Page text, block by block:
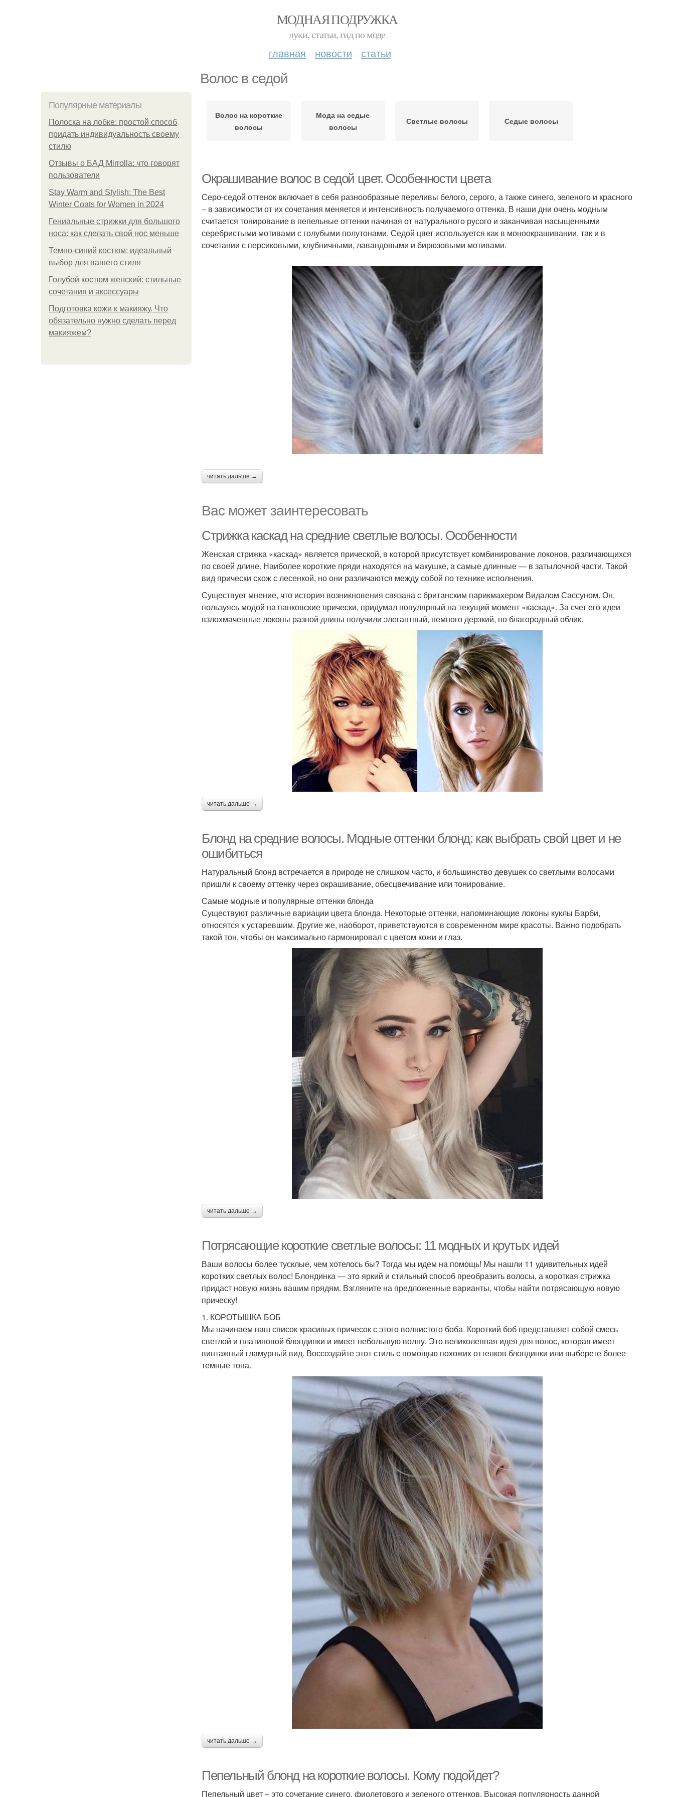
МОДНАЯ ПОДРУЖКА
луки, статьи, гид по моде
главная новости статьи
Волос в седой
Популярные материалы
Полоска на лобке: простой способ
придать индивидуальность своему
стилю
Отзывы о БАД Mirrolla: что говорят
пользователи
Stay Warm and Stylish: The Best
Winter Coats for Women in 2024
Гениальные стрижки для большого
носа: как сделать свой нос меньше
Темно-синий костюм: идеальный
выбор для вашего стиля
Голубой костюм женский: стильные
сочетания и аксессуары
Подготовка кожи к макияжу. Что
обязательно нужно сделать перед
макияжем?
Волос на короткие
волосы
Мода на седые
волосы
Светлые волосы Седые волосы
Окрашивание волос в седой цвет. Особенности цвета
Серо-седой оттенок включает в себя разнообразные переливы белого, серого, а также синего, зеленого и красного
– в зависимости от их сочетания меняется и интенсивность получаемого оттенка. В наши дни очень модным
считается тонирование в пепельные оттенки начиная от натурального русого и заканчивая насыщенными
серебристыми мотивами с голубыми полутонами. Седой цвет используется как в моноокрашивании, так и в
сочетании с персиковыми, клубничными, лавандовыми и бирюзовыми мотивами.
читать дальше →
Вас может заинтересовать
Стрижка каскад на средние светлые волосы. Особенности
Женская стрижка «каскад» является прической, в которой присутствует комбинирование локонов, различающихся
по своей длине. Наиболее короткие пряди находятся на макушке, а самые длинные — в затылочной части. Такой
вид прически схож с лесенкой, но они различаются между собой по технике исполнения.
Существует мнение, что история возникновения связана с британским парикмахером Видалом Сассуном. Он,
пользуясь модой на панковские прически, придумал популярный на текущий момент «каскад». За счет его идеи
взлохмаченные локоны разной длины получили элегантный, немного дерзкий, но благородный облик.
читать дальше →
Блонд на средние волосы. Модные оттенки блонд: как выбрать свой цвет и не
ошибиться
Натуральный блонд встречается в природе не слишком часто, и большинство девушек со светлыми волосами
пришли к своему оттенку через окрашивание, обесцвечивание или тонирование.
Самые модные и популярные оттенки блонда
Существуют различные вариации цвета блонда. Некоторые оттенки, напоминающие локоны куклы Барби,
относятся к устаревшим. Другие же, наоборот, приветствуются в современном мире красоты. Важно подобрать
такой тон, чтобы он максимально гармонировал с цветом кожи и глаз.
читать дальше →
Потрясающие короткие светлые волосы: 11 модных и крутых идей
Ваши волосы более тусклые, чем хотелось бы? Тогда мы идем на помощь! Мы нашли 11 удивительных идей
коротких светлых волос! Блондинка — это яркий и стильный способ преобразить волосы, а короткая стрижка
придаст новую жизнь вашим прядям. Взгляните на предложенные варианты, чтобы найти потрясающую новую
прическу!
1. КОРОТЫШКА БОБ
Мы начинаем наш список красивых причесок с этого волнистого боба. Короткий боб представляет собой смесь
светлой и платиновой блондинки и имеет небольшую волну. Это великолепная идея для волос, которая имеет
винтажный гламурный вид. Воссоздайте этот стиль с помощью похожих оттенков блондинки или выберете более
темные тона.
читать дальше →
Пепельный блонд на короткие волосы. Кому подойдет?
Пепельный цвет – это сочетание синего, фиолетового и зеленого оттенков. Высокая популярность данной